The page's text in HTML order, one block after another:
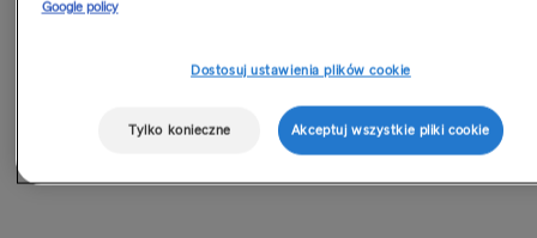
są zawsze otwarte dla pasażerów.
Sprawdź limity bezcłowelub zapytaj personel, który chętnie
Google policy
Dostosuj ustawienia plików cookie
Tylko konieczne Akceptuj wszystkie pliki cookie